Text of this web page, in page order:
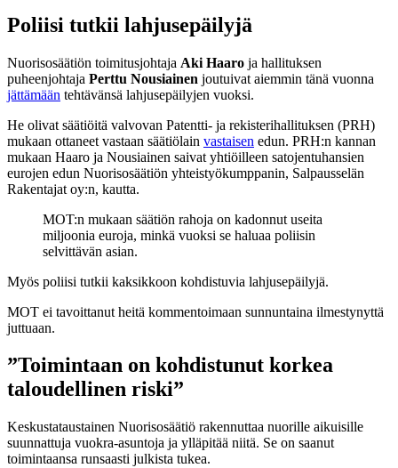
Poliisi tutkii lahjusepäilyjä
Nuorisosäätiön toimitusjohtaja Aki Haaro ja hallituksen
puheenjohtaja Perttu Nousiainen joutuivat aiemmin tänä vuonna
jättämään tehtävänsä lahjusepäilyjen vuoksi.
He olivat säätiöitä valvovan Patentti- ja rekisterihallituksen (PRH)
mukaan ottaneet vastaan säätiölain vastaisen edun. PRH:n kannan
mukaan Haaro ja Nousiainen saivat yhtiöilleen satojentuhansien
eurojen edun Nuorisosäätiön yhteistyökumppanin, Salpausselän
Rakentajat oy:n, kautta.
MOT:n mukaan säätiön rahoja on kadonnut useita
miljoonia euroja, minkä vuoksi se haluaa poliisin
selvittävän asian.
Myös poliisi tutkii kaksikkoon kohdistuvia lahjusepäilyjä.
MOT ei tavoittanut heitä kommentoimaan sunnuntaina ilmestynyttä
juttuaan.
”Toimintaan on kohdistunut korkea
taloudellinen riski”
Keskustataustainen Nuorisosäätiö rakennuttaa nuorille aikuisille
suunnattuja vuokra-asuntoja ja ylläpitää niitä. Se on saanut
toimintaansa runsaasti julkista tukea.